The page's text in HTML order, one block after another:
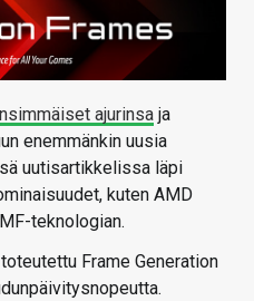
ajurinsa ja
enemmänkin uusia
uutisartikkelissa läpi
kuten AMD
teknologian.
Frame Generation